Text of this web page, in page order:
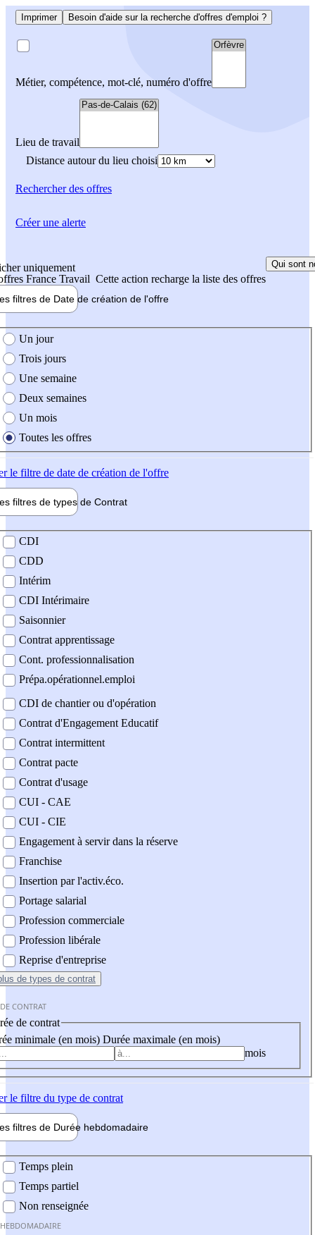
Imprimer Besoin d'aide sur la recherche d'offres d'emploi ?
Métier, compétence, mot-clé, numéro d'offre
Lieu de travail
Distance autour du lieu choisi
Rechercherdes offres
uniquement
France Travail Cette action recharge la liste des offres
Qui sont
filtres de Date de création de l'offre
création de l'offre
Un jour
Trois jours
Une semaine
Deux semaines
Un mois
Toutes les offres
le filtre de date de création de l'offre
filtres de types de Contrat
contrat
CDI
CDD
Intérim
CDI Intérimaire
Saisonnier
Contrat apprentissage
Cont. professionnalisation
Prépa.opérationnel.emploi
CDI de chantier ou d'opération
Contrat d'Engagement Educatif
Contrat intermittent
Contrat pacte
Contrat d'usage
CUI - CAE
CUI - CIE
Engagement à servir dans la réserve
Franchise
Insertion par l'activ.éco.
Portage salarial
Profession commerciale
Profession libérale
Reprise d'entreprise
de types de contrat
CONTRAT
de contrat
minimale (en mois) Durée maximale (en mois)
mois
le filtre du type de contrat
filtres de Durée hebdomadaire
Temps plein
Temps partiel
Non renseignée
Créer une alerte